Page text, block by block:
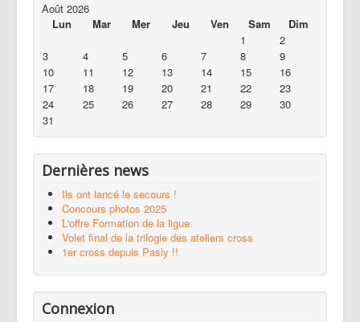
Août 2026
Lun
Mar Mer Jeu Ven Sam
Dim
1
2
3
4 5 6 7 8
9
10
11 12 13 14 15
16
17
18 19 20 21 22
23
24
25 26 27 28 29
30
31
Dernières news
Ils ont lancé le secours !
Concours photos 2025
L'offre Formation de la ligue
Volet final de la trilogie des ateliers cross
1er cross depuis Pasly !!
Connexion